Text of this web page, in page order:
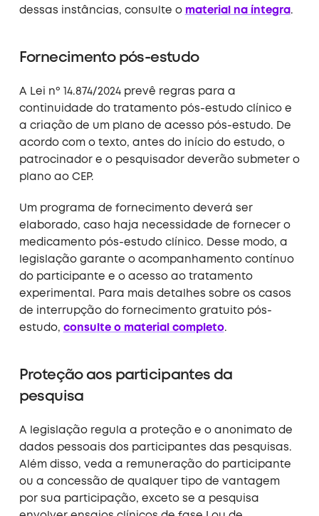
dessas instâncias, consulte o material na íntegra .
Fornecimento pós-estudo
A Lei nº 14.874/2024 prevê regras para a
continuidade do tratamento pós-estudo clínico e
a criação de um plano de acesso pós-estudo. De
acordo com o texto, antes do início do estudo, o
patrocinador e o pesquisador deverão submeter o
plano ao CEP.
Um programa de fornecimento deverá ser
elaborado, caso haja necessidade de fornecer o
medicamento pós-estudo clínico. Desse modo, a
legislação garante o acompanhamento contínuo
do participante e o acesso ao tratamento
experimental. Para mais detalhes sobre os casos
de interrupção do fornecimento gratuito pós-
estudo, consulte o material completo.
Proteção aos participantes da
pesquisa
A legislação regula a proteção e o anonimato de
dados pessoais dos participantes das pesquisas.
Além disso, veda a remuneração do participante
ou a concessão de qualquer tipo de vantagem
por sua participação, exceto se a pesquisa